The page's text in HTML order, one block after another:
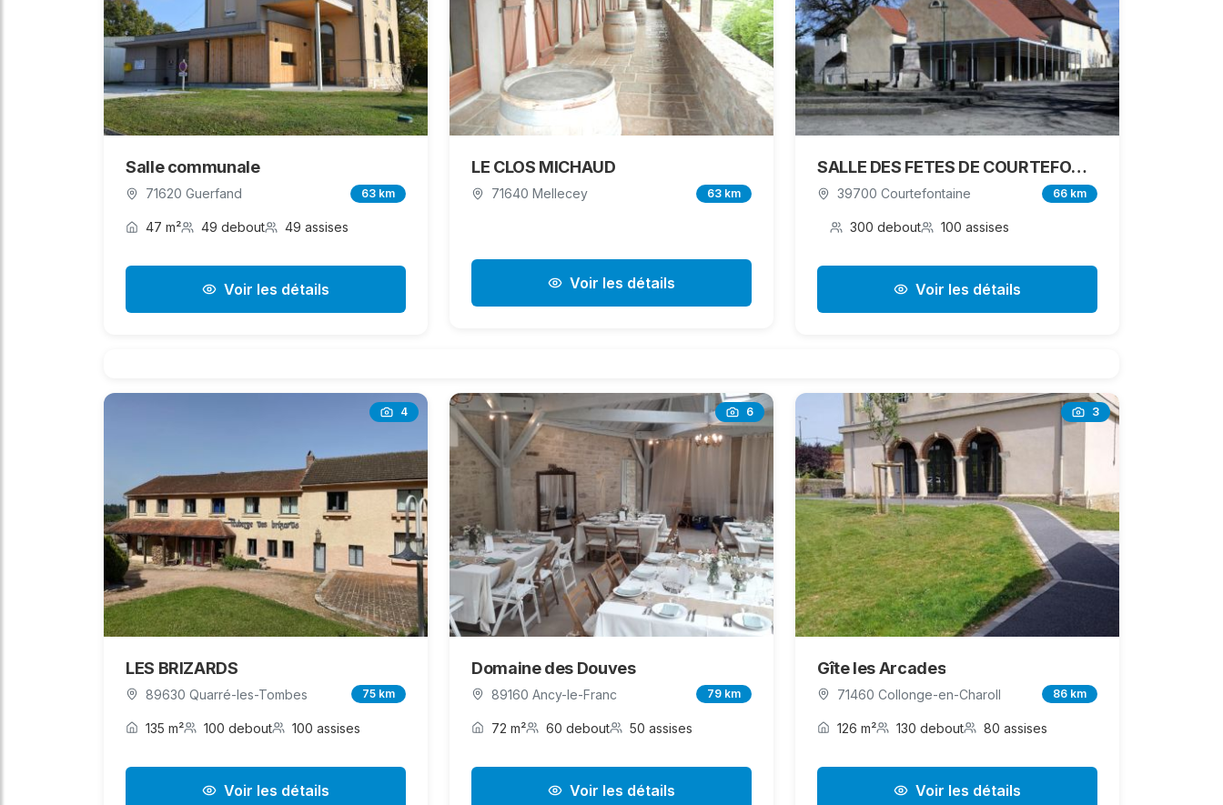
Salle communale
71620 Guerfand 63 km
47 m² 49 debout 49 assises
Voir les détails
LE CLOS MICHAUD
71640 Mellecey 63 km
Voir les détails
SALLE DES FETES DE COURTEFONTAINE
39700 Courtefontaine 66 km
300 debout 100 assises
Voir les détails
4
LES BRIZARDS
89630 Quarré-les-Tombes 75 km
135 m² 100 debout 100 assises
Voir les détails
6
Domaine des Douves
89160 Ancy-le-Franc 79 km
72 m² 60 debout 50 assises
Voir les détails
3
Gîte les Arcades
71460 Collonge-en-Charoll 86 km
126 m² 130 debout 80 assises
Voir les détails